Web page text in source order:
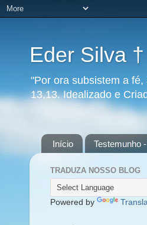
Eder Silva †
"Por ora subsistem a
13,13. Idealizado e
Início Testemunho
TRADUZA NOSSO BLOG
Powered by